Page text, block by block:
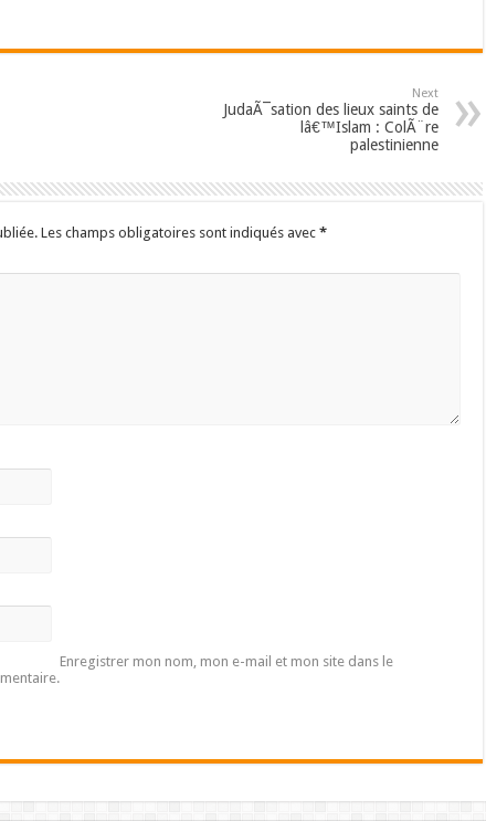
Next
JudaÃ¯sation des lieux saints de
lâ€™Islam : ColÃ¨re
palestinienne
Les champs obligatoires sont indiqués avec *
Enregistrer mon nom, mon e-mail et mon site dans le